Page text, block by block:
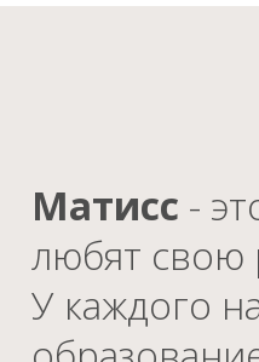
Матисс -
любят свою
У каждого